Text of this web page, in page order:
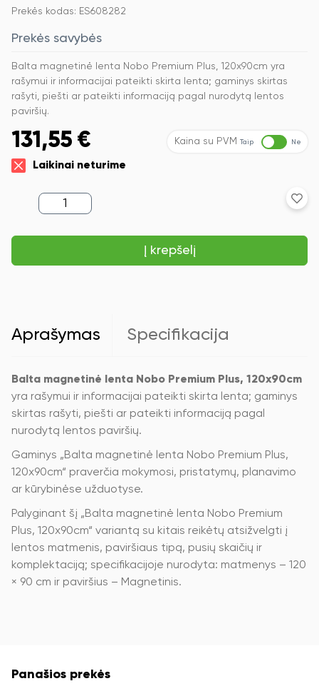
Prekės kodas: ES608282
Prekės savybės
Balta magnetinė lenta Nobo Premium Plus, 120x90cm yra
rašymui ir informacijai pateikti skirta lenta; gaminys skirtas
rašyti, piešti ar pateikti informaciją pagal nurodytą lentos
paviršių.
131,55 € Kaina su PVM Taip Ne
Laikinai neturime
produkto
kiekis:
magnetinė
Nobo
Į krepšelį
Aprašymas Specifikacija
Balta magnetinė lenta Nobo Premium Plus, 120x90cm
yra rašymui ir informacijai pateikti skirta lenta; gaminys
skirtas rašyti, piešti ar pateikti informaciją pagal
nurodytą lentos paviršių.
Gaminys „Balta magnetinė lenta Nobo Premium Plus,
120x90cm“ praverčia mokymosi, pristatymų, planavimo
ar kūrybinėse užduotyse.
Palyginant šį „Balta magnetinė lenta Nobo Premium
Plus, 120x90cm“ variantą su kitais reikėtų atsižvelgti į
lentos matmenis, paviršiaus tipą, pusių skaičių ir
komplektaciją; specifikacijoje nurodyta: matmenys – 120
× 90 cm ir paviršius – Magnetinis.
Panašios prekės